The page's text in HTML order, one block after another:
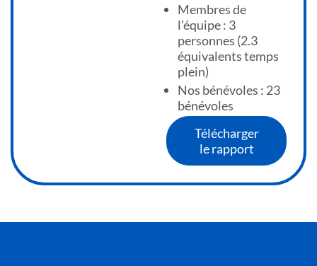
Membres de
l’équipe : 3
personnes (2.3
équivalents temps
plein)
Nos bénévoles : 23
bénévoles
Télécharger
le rapport